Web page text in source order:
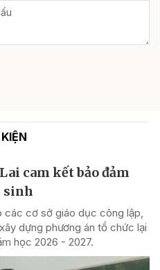
cam kết bảo đảm
sinh
cơ sở giáo dục công lập,
dựng phương án tổ chức lại
học 2026 - 2027.